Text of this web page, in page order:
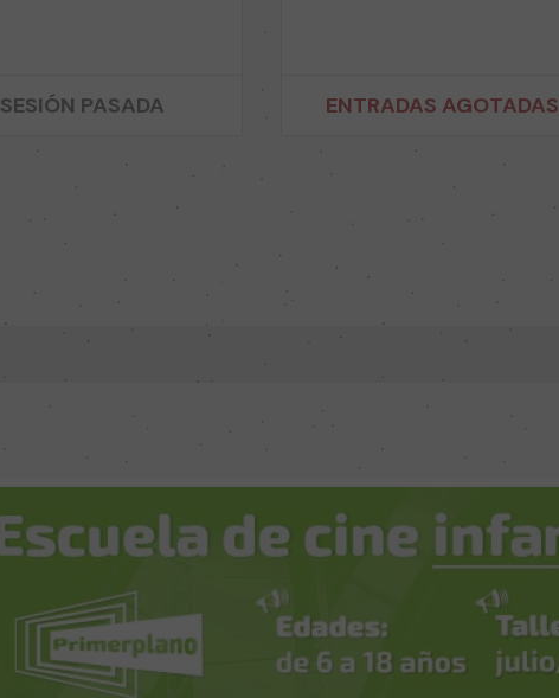
SESIÓN PASADA ENTRADAS AGOTADAS